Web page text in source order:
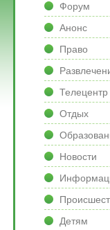
Форум
Анонс
Право
Телецентр
Отдых
Новости
Детям